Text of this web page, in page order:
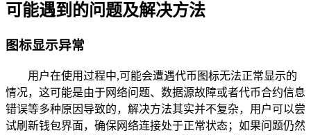
可能遇到的问题及解决方法
图标显示异常
用户在使用过程中,可能会遭遇代币图标无法正常显示的
情况，这可能是由于网络问题、数据源故障或者代币合约信息
错误等多种原因导致的，解决方法其实并不复杂，用户可以尝
试刷新钱包界面，确保网络连接处于正常状态；如果问题仍然